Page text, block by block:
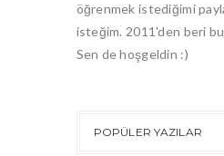
öğrenmek istediğimi
isteğim. 2011'den beri
Sen de hoşgeldin :)
POPÜLER YAZILAR